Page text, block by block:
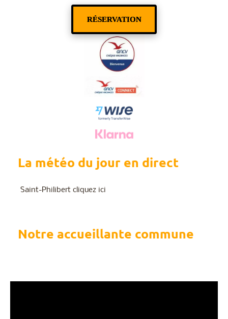
RÉSERVATION
La météo du jour en direct
Saint-Philibert cliquez ici
Notre accueillante commune